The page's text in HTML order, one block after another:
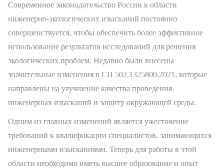
Современное законодательство России в области
инженерно-экологических изысканий постоянно
совершенствуется, чтобы обеспечить более эффективное
использование результатов исследований для решения
экологических проблем. Недавно были внесены
значительные изменения в СП 502.1325800.2021, которые
направлены на улучшение качества проведения
инженерных изысканий и защиту окружающей среды.
Одним из главных изменений является ужесточение
требований к квалификации специалистов, занимающихся
инженерными изысканиями. Теперь для работы в этой
области необходимо иметь высшее образование и опыт